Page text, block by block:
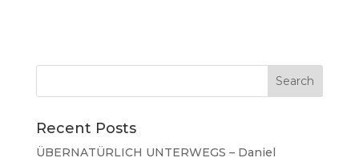
Recent Posts
ÜBERNATÜRLICH UNTERWEGS – Daniel